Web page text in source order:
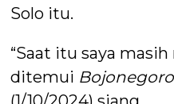
Solo itu.
“Saat itu saya
ditemui